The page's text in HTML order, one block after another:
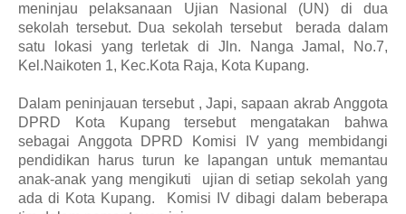
meninjau pelaksanaan Ujian Nasional (UN) di dua
sekolah tersebut. Dua sekolah tersebut beradadalam
satu lokasi yang terletak di Jln. Nanga Jamal,
No.7,
Kel.Naikoten 1, Kec.Kota Raja, Kota Kupang.
Dalam peninjauan tersebut , Japi, sapaan akrab Anggota
DPRD Kota Kupang tersebut mengatakan bahwa
sebagai Anggota DPRD Komisi IV yang membidangi
pendidikan
harus turun ke lapangan untuk memantau
anak-anak yang mengikuti
ujian di setiap sekolah yang
ada di Kota Kupang.
Komisi IV dibagi dalam beberapa